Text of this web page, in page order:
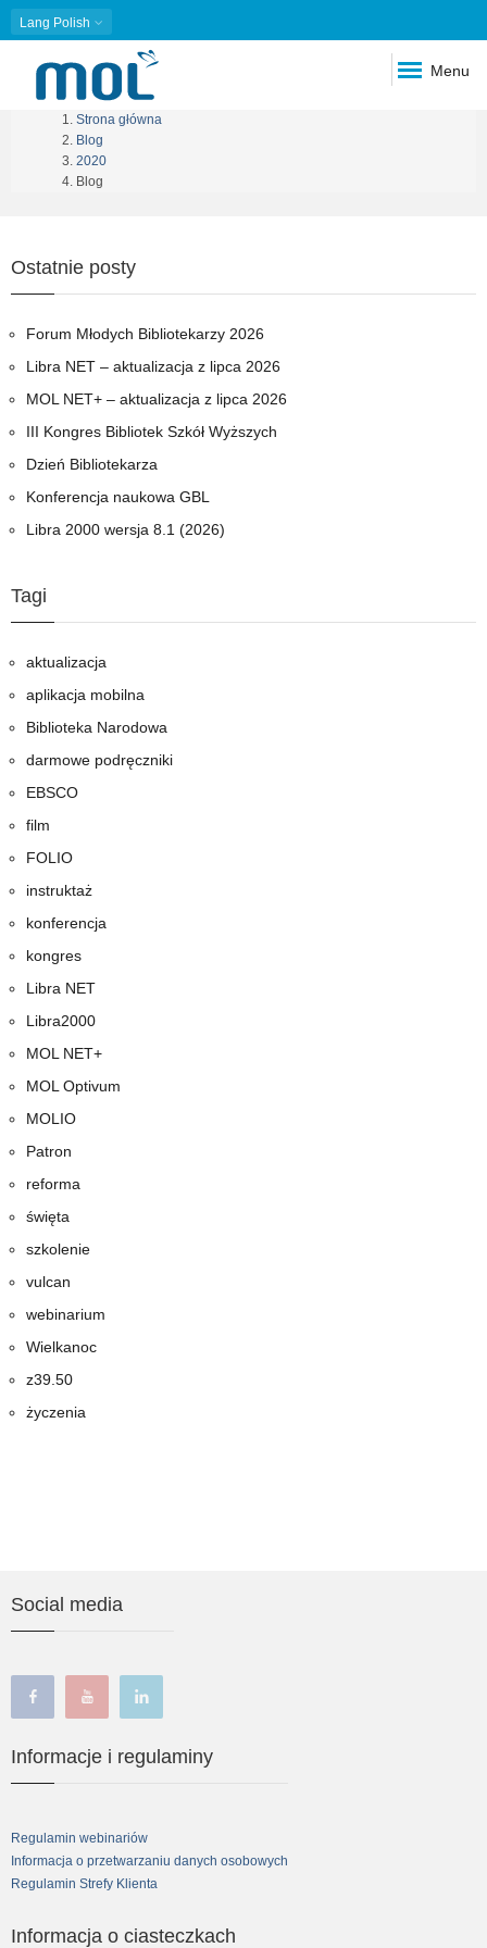
Lang Polish
Menu
Ścieżka
nawigacyjna
Strona główna
Blog
2020
Blog
Ostatnie posty
Forum Młodych Bibliotekarzy 2026
Libra NET – aktualizacja z lipca 2026
MOL NET+ – aktualizacja z lipca 2026
III Kongres Bibliotek Szkół Wyższych
Dzień Bibliotekarza
Konferencja naukowa GBL
Libra 2000 wersja 8.1 (2026)
Tagi
aktualizacja
aplikacja mobilna
Biblioteka Narodowa
darmowe podręczniki
EBSCO
film
FOLIO
instruktaż
konferencja
kongres
Libra NET
Libra2000
MOL NET+
MOL Optivum
MOLIO
Patron
reforma
święta
szkolenie
vulcan
webinarium
Wielkanoc
z39.50
życzenia
Social media
Informacje i regulaminy
Regulamin webinariów
Informacja o przetwarzaniu danych osobowych
Regulamin Strefy Klienta
Informacja o ciasteczkach